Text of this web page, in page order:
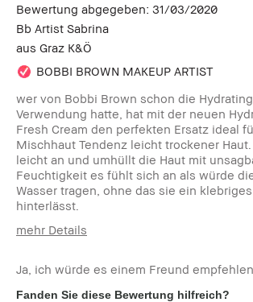
Bewertung abgegeben: 31/03/2020
Bb Artist Sabrina
aus Graz K&Ö
BOBBI BROWN MAKEUP ARTIST
wer von Bobbi Brown schon die
Verwendung hatte, hat mit der neuen
Fresh Cream den perfekten Ersatz ideal
Mischhaut Tendenz leicht trockener
leicht an und umhüllt die Haut mit
Feuchtigkeit es fühlt sich an als würde
Wasser tragen, ohne das sie ein
hinterlässt.
mehr Details
Hauttyp:
Mischhaut
Hautton:
Hell - Mittel
Ja, ich würde es einem Freund empfehlen.
Fanden Sie diese Bewertung hilfreich?